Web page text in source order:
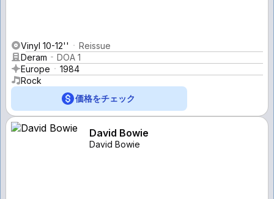
Vinyl 10-12''
Reissue
Deram
DOA 1
Europe
1984
Rock
価格をチェック
David Bowie
David Bowie